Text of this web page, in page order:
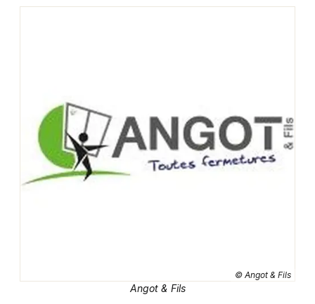
Soirées
Sorties famille
Expos
Déco Maison en Alsace
Strasbourg
Toulouse
Toutes les villes
© Angot & Fils
Angot & Fils